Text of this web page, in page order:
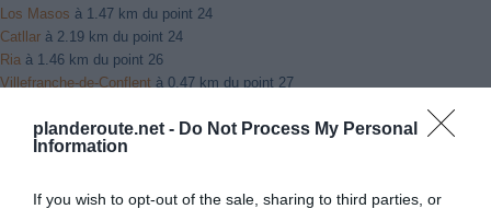
planderoute.net - Do Not Process My Personal
Information
If you wish to opt-out of the sale, sharing to third parties, or
Los Masos à 1.47 km du point 24
Catllar à 2.19 km du point 24
Ria à 1.46 km du point 26
Villefranche-de-Conflent à 0.47 km du point 27
Fuillaà 2.25 km du point 27
Bourg-Madameà 0.88 km du point 28
Caldégasà 1.87 km du point 28